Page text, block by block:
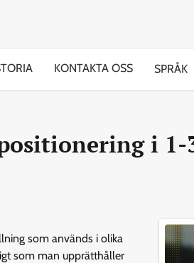
KONTAKTA OSS SPRÅK
i
som används i olika
som man upprätthåller